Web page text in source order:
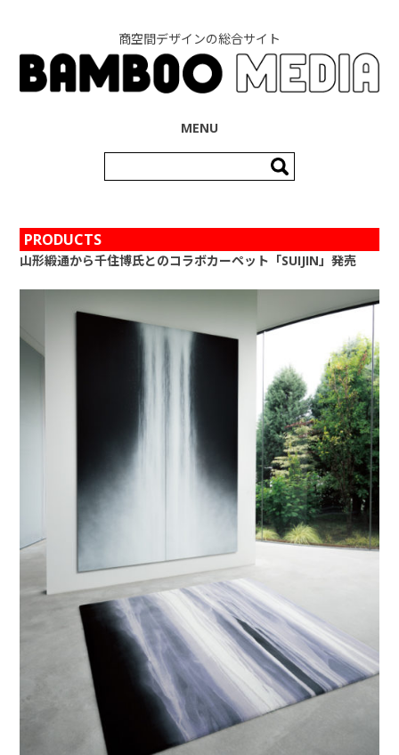
商空間デザインの総合サイト
MENU
索:
PRODUCTS
山形緞通から千住博氏とのコラボカーペット「SUIJIN」発売